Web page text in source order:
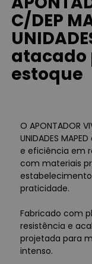
C/DEP
atacado
estoque
O APONTADOR
UNIDADES
e eficiência em
com materiais
praticidade.
Fabricado com
resistência e
projetada para
intenso.